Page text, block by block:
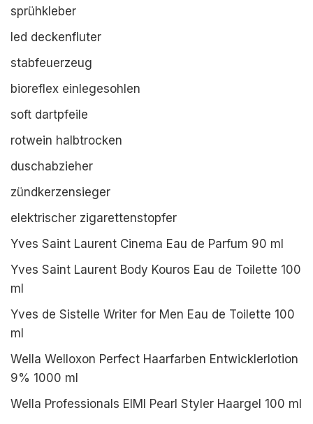
sprühkleber
led deckenfluter
stabfeuerzeug
bioreflex einlegesohlen
soft dartpfeile
rotwein halbtrocken
duschabzieher
zündkerzensieger
elektrischer zigarettenstopfer
Yves Saint Laurent Cinema Eau de Parfum 90 ml
Yves Saint Laurent Body Kouros Eau de Toilette 100
ml
Yves de Sistelle Writer for Men Eau de Toilette 100
ml
Wella Welloxon Perfect Haarfarben Entwicklerlotion
9% 1000 ml
Wella Professionals EIMI Pearl Styler Haargel 100 ml